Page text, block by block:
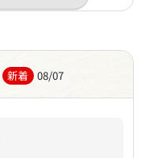
新着 08/07